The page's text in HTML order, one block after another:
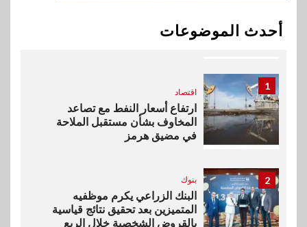
أحدث الموضوعاتبيان توضيحي صادر عن شركة
ناتجاس
1
اقتصاد
ارتفاع أسعار النفط مع تصاعد
المخاوف بشأن مستقبل الملاحة
في مضيق هرمز
2 بنوك
البنك الزراعي يكرم موظفيه
المتميزين بعد تحقيق نتائج قياسية
بالقروض الشخصية خلال الربع